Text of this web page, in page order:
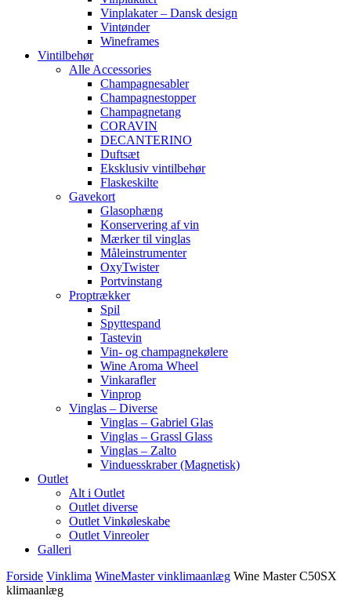
Vinplakater – Dansk design
Vintønder
Wineframes
Vintilbehør
Alle Accessories
Champagnesabler
Champagnestopper
Champagnetang
CORAVIN
DECANTERINO
Duftsæt
Eksklusiv vintilbehør
Flaskeskilte
Gavekort
Glasophæng
Konservering af vin
Mærker til vinglas
Måleinstrumenter
OxyTwister
Portvinstang
Proptrækker
Spil
Spyttespand
Tastevin
Vin- og champagnekølere
Wine Aroma Wheel
Vinkarafler
Vinprop
Vinglas – Diverse
Vinglas – Gabriel Glas
Vinglas – Grassl Glass
Vinglas – Zalto
Vinduesskraber (Magnetisk)
Outlet
Alt i Outlet
Outlet diverse
Outlet Vinkøleskabe
Outlet Vinreoler
Galleri
Forside Vinklima WineMaster vinklimaanlæg Wine Master C50SX
klimaanlæg